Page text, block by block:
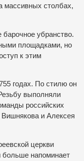
массивных столбах,
убранство.
площадками, но
к этим
годах. По стилю он
выполняли
российских
и Алексея
церкви
больше напоминает